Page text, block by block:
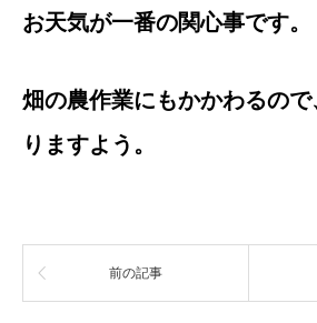
お天気が一番の関心事です。
畑の農作業にもかかわるの
りますよう。
前の記事